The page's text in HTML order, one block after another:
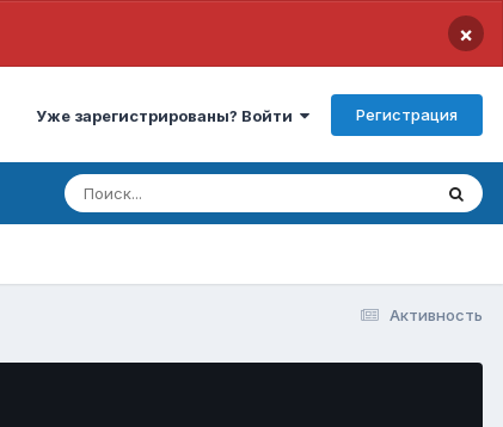
×
Уже зарегистрированы? Войти Регистрация
Активность